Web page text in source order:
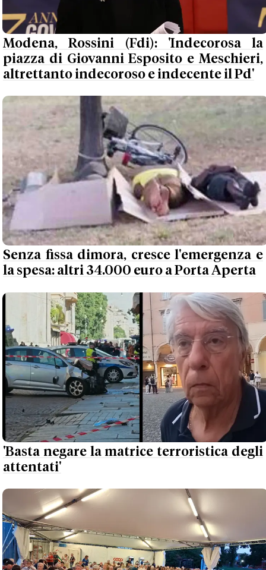
Modena, Rossini (Fdi): 'Indecorosa la
piazza di Giovanni Esposito e Meschieri,
altrettanto indecoroso e indecente il Pd'
Senza fissa dimora, cresce l'emergenza e
la spesa: altri 34.000 euro a Porta Aperta
'Basta negare la matrice terroristica degli
attentati'